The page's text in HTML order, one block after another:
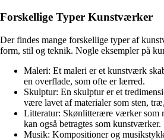
Forskellige Typer Kunstværker
Der findes mange forskellige typer af
form, stil og teknik. Nogle eksempler på
Maleri: Et maleri er et kunstværk
en overflade, som ofte er lærred.
Skulptur: En skulptur er et
være lavet af materialer som sten,
Litteratur: Skønlitterære værker som
kan også betragtes som kunstværker.
Musik: Kompositioner og